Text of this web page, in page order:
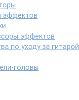
эффектов
эффектов
по уходу за гитарой
головы